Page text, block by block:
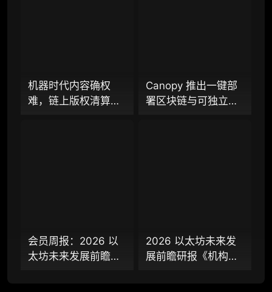
资产）​
定制化研究服务（1次，课题/选题经审核通过
分析师 1 对 1 沟通（1 小时，话题需审核）
机器时代内容确权
难，链上版权清算协
Canopy 推出一键部
署区块链与可独立演
会员周报：2026 以
太坊未来发展前瞻
2026 以太坊未来发
展前瞻研报《机构研